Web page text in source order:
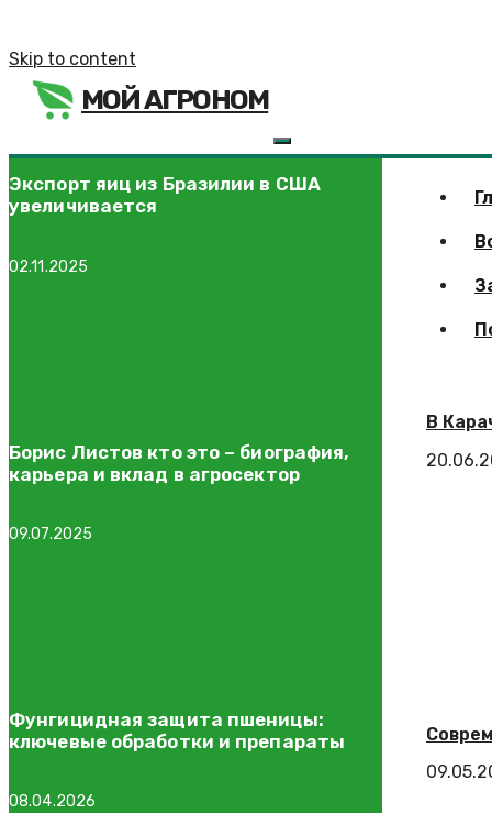
Skip to content
МОЙ АГРОНОМ
В
Экспорт яиц из Бразилии в США
увеличивается
02.11.2025
Борис Листов кто это – биография,
карьера и вклад в агросектор
09.07.2025
Фунгицидная защита пшеницы:
ключевые обработки и препараты
08.04.2026